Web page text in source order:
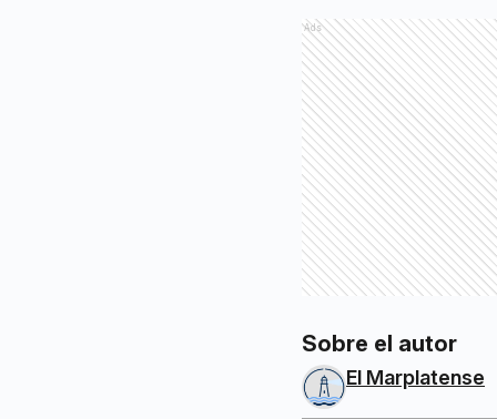
Ads
Sobre el autor
El Marplatense